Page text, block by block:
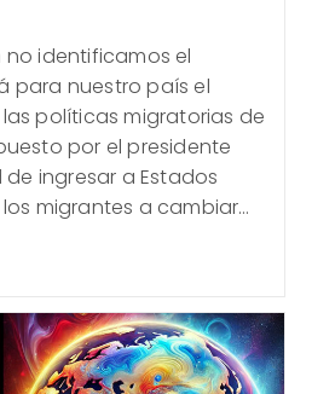
no identificamos el
para nuestro país el
políticas migratorias de
por el presidente
ingresar a Estados
migrantes a cambiar…